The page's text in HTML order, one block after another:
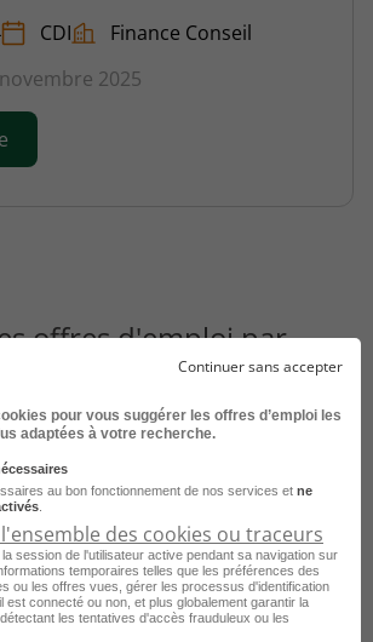
CDI
Finance Conseil
2025
offres d'emploi par
le domaine
portefeuille Pau
B to B Pau
auprès des particuliers Pau
relation client Pau
Continuer sans accepter
pour vous suggérer les offres d’emploi les
adaptées à votre recherche.
au bon fonctionnement de nos services et ne
des cookies ou traceurs
session de l'utilisateur active pendant sa navigation sur
temporaires telles que les préférences des
ou les offres vues, gérer les processus d'identification
est connecté ou non, et plus globalement garantir la
les tentatives d'accès frauduleux ou les